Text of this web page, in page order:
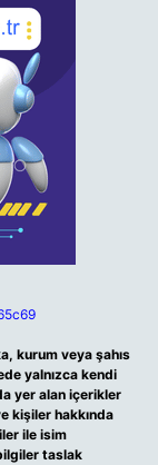
kurum veya şahıs
yalnızca kendi
yer alan içerikler
kişiler hakkında
ile isim
taslak